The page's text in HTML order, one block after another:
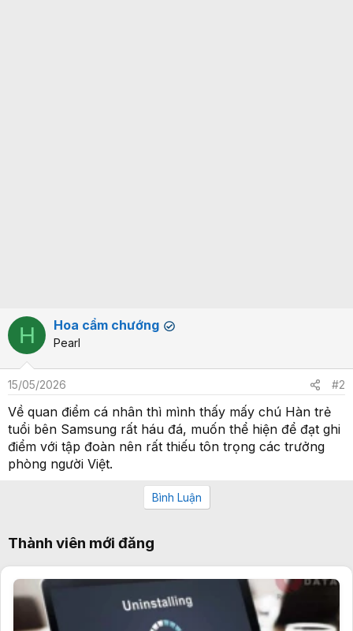
H Hoa cẩm chướng ✔
Pearl
15/05/2026 #2
Về quan điểm cá nhân thì mình thấy mấy chú Hàn trẻ
tuổi bên Samsung rất háu đá, muốn thể hiện để đạt ghi
điểm với tập đoàn nên rất thiếu tôn trọng các trưởng
phòng người Việt.
Bình Luận
Thành viên mới đăng